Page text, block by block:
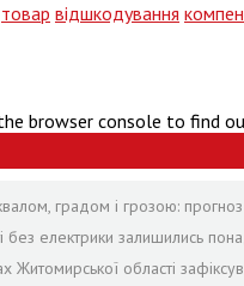
товар відшкодування
browser console to find
градом і грозою:
без електрики залишились
Житомирської області